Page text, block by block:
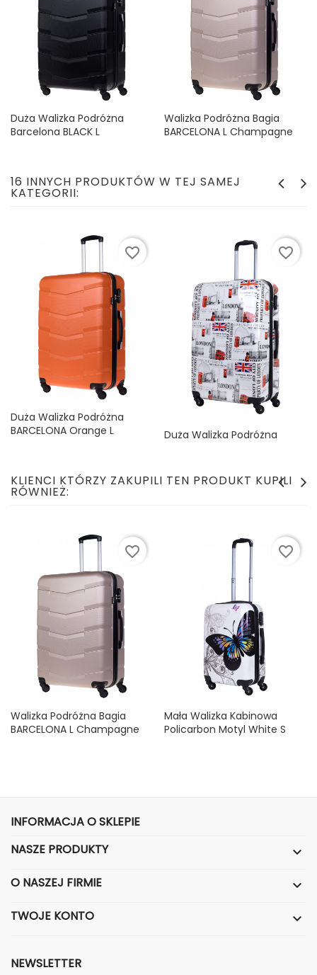
Duża Walizka Podróżna
Barcelona BLACK L
Walizka Podróżna Bagia
BARCELONA L Champagne
16 INNYCH PRODUKTÓW W TEJ SAMEJ
KATEGORII:
Duża Walizka Podróżna
BARCELONA Orange L
favorite_border
Duża Walizka Podróżna
favorite_border
KLIENCI KTÓRZY ZAKUPILI TEN PRODUKT KUPILI
RÓWNIEŻ:
Walizka Podróżna Bagia
BARCELONA L Champagne
favorite_border
Mała Walizka Kabinowa
Policarbon Motyl White S
favorite_border
INFORMACJA O SKLEPIE
NASZE PRODUKTY

O NASZEJ FIRMIE 
TWOJE KONTO 
NEWSLETTER